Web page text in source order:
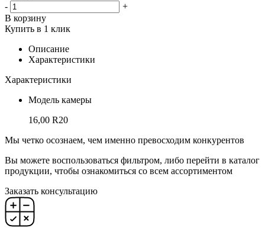
-
+
В корзину
Купить в 1 клик
Описание
Характеристики
Характеристики
Модель камеры
16,00 R20
Мы четко осознаем, чем именно превосходим конкурентов
Вы можете воспользоваться фильтром, либо перейти в каталог
продукции, чтобы ознакомиться со всем ассортиментом
Заказать консультацию